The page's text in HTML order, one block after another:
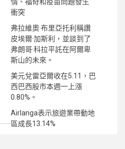
衝突
弗拉維奧·布里亞托利稱讚
皮埃爾·加斯利，並談到了
弗朗哥·科拉平託在阿爾卑
斯山的未來。
美元兌雷亞爾收在5.11，巴
西巴西股市本週一上漲
0.80%。
Airlanga表示旅遊業帶動地
區成長13.14%